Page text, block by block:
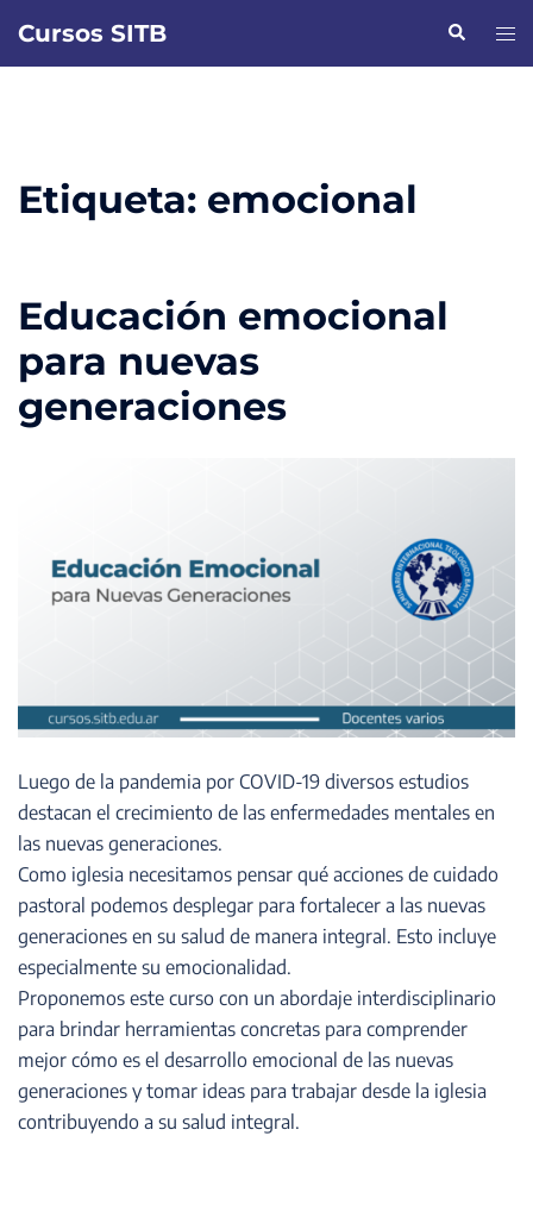
Cursos SITB Buscar
Etiqueta: emocional
Educación emocional
para nuevas
generaciones
Luego de la pandemia por COVID-19 diversos estudios
destacan el crecimiento de las enfermedades mentales en
las nuevas generaciones.
Como iglesia necesitamos pensar qué acciones de cuidado
pastoral podemos desplegar para fortalecer a las nuevas
generaciones en su salud de manera integral. Esto incluye
especialmente su emocionalidad.
Proponemos este curso con un abordaje interdisciplinario
para brindar herramientas concretas para comprender
mejor cómo es el desarrollo emocional de las nuevas
generaciones y tomar ideas para trabajar desde la iglesia
contribuyendo a su salud integral.